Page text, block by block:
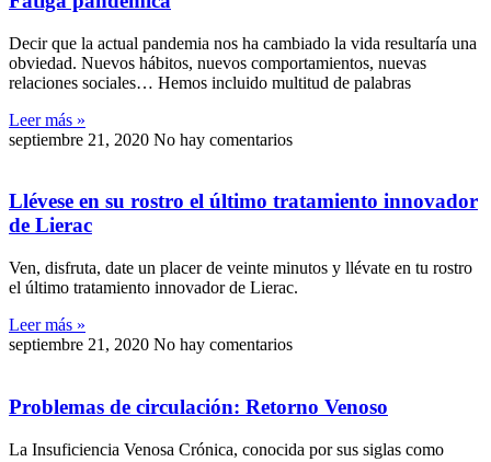
Decir que la actual pandemia nos ha cambiado la vida resultaría una
obviedad. Nuevos hábitos, nuevos comportamientos, nuevas
relaciones sociales… Hemos incluido multitud de palabras
Leer más »
septiembre 21, 2020 No hay comentarios
Llévese en su rostro el último tratamiento innovador
de Lierac
Ven, disfruta, date un placer de veinte minutos y llévate en tu rostro
el último tratamiento innovador de Lierac.
Leer más »
septiembre 21, 2020 No hay comentarios
Problemas de circulación: Retorno Venoso
La Insuficiencia Venosa Crónica, conocida por sus siglas como